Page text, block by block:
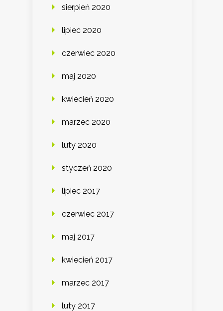
sierpień 2020
lipiec 2020
czerwiec 2020
maj 2020
kwiecień 2020
marzec 2020
luty 2020
styczeń 2020
lipiec 2017
czerwiec 2017
maj 2017
kwiecień 2017
marzec 2017
luty 2017